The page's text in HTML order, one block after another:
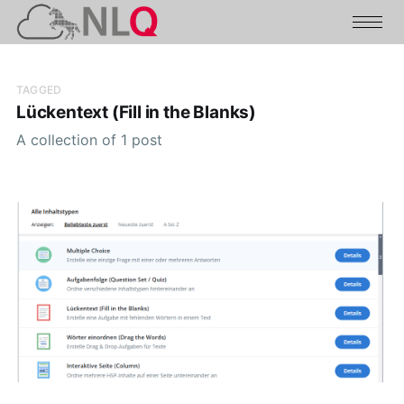
TAGGED
Lückentext (Fill in the Blanks)
A collection of 1 post